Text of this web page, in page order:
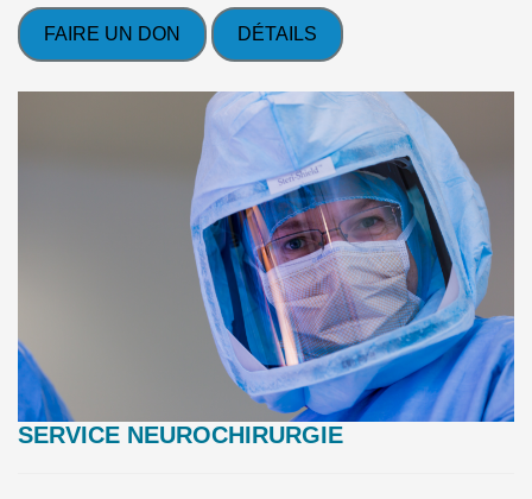
FAIRE UN DON DÉTAILS
SERVICE NEUROCHIRURGIE